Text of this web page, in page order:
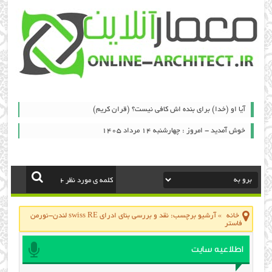
آیا او (خدا) برای بنده اش کافی نیست؟ (قران کریم)
خوش آمدید - امروز : چهارشنبه ۱۴ مرداد ۱۴۰۵
خانه »
آرشیو برچسب: نقد و بررسی بنای ادرای swiss RE لندن-نورمن
فاستر
اطلاعیه سایت